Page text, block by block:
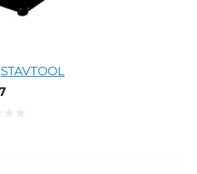
STAVTOOL